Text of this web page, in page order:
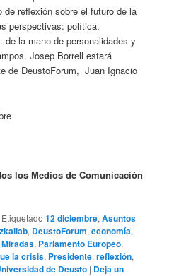
de reflexión sobre el futuro de la
perspectivas: política,
la mano de personalidades y
Josep Borrell estará
de DeustoForum, Juan Ignacio
los Medios de Comunicación
Etiquetado 12 diciembre,Asuntos
, DeustoForum,economía,
Miradas, Parlamento Europeo,
la crisis, Presidente,reflexión,
de Deusto | Deja un